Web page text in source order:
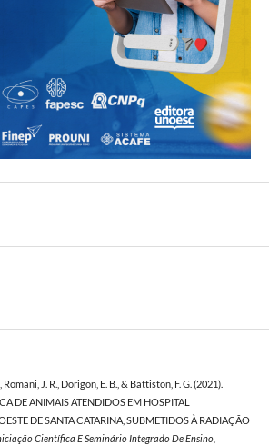
J. R., Dorigon, E. B., & Battiston, F. G. (2021).
DE ANIMAIS ATENDIDOS EM HOSPITAL
DE SANTA CATARINA, SUBMETIDOS À RADIAÇÃO
Científica E Seminário Integrado De Ensino,